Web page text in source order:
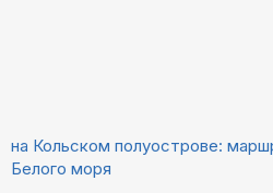
на Кольском полуострове:
Белого моря